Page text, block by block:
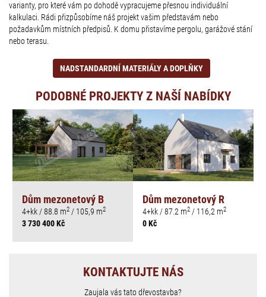
varianty, pro které vám po dohodě vypracujeme přesnou individuální
kalkulaci. Rádi přizpůsobíme náš projekt vašim představám nebo
požadavkům místních předpisů. K domu přistavíme pergolu, garážové stání
nebo terasu.
NADSTANDARDNÍ MATERIÁLY A DOPLŇKY
PODOBNÉ PROJEKTY Z NAŠÍ NABÍDKY
Dům mezonetový B
4+kk / 88.8 m2 / 105,9 m2
3 730 400 Kč
Dům mezonetový R
4+kk / 87.2 m2 / 116,2 m2
0 Kč
KONTAKTUJTE NÁS
Zaujala vás tato dřevostavba?